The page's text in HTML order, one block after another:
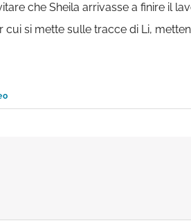
che Sheila arrivasse a finire il
si mette sulle tracce di Li,